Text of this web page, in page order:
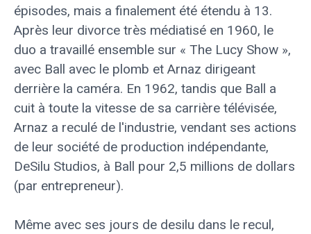
épisodes, mais a finalement été étendu à 13.
Après leur divorce très médiatisé en 1960, le
duo a travaillé ensemble sur « The Lucy Show »,
avec Ball avec le plomb et Arnaz dirigeant
derrière la caméra. En 1962, tandis que Ball a
cuit à toute la vitesse de sa carrière télévisée,
Arnaz a reculé de l'industrie, vendant ses actions
de leur société de production indépendante,
DeSilu Studios, à Ball pour 2,5 millions de dollars
(par entrepreneur).
Même avec ses jours de desilu dans le recul,